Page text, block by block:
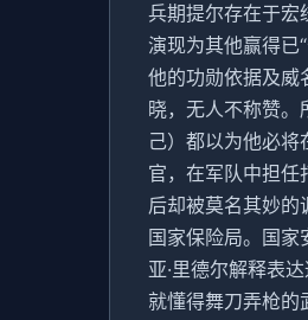
兵期提尔存在于宏
演现为其他赢得已
他的功勋依据及威
晓，无人不称赞
己）都以为他必
官，在军队中担任
后却被莫名其妙的
国家保险局。国家
亚·里德尔解释表
就懂得舞刀弄枪的